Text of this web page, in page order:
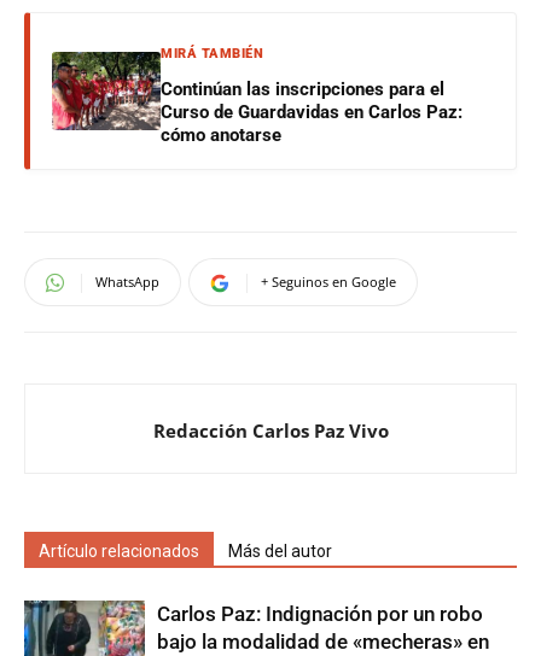
MIRÁ TAMBIÉN
Continúan las inscripciones para el
Curso de Guardavidas en Carlos Paz:
cómo anotarse
WhatsApp + Seguinos en Google
Redacción Carlos Paz Vivo
Artículo relacionados Más del autor
Carlos Paz: Indignación por un robo
bajo la modalidad de «mecheras» en